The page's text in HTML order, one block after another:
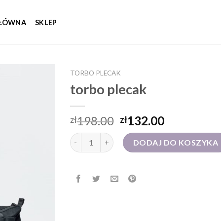
SKLEP
TORBO PLECAK
torbo plecak
zł198.00 zł132.00
ilość torbo plecak DODAJ DO KOSZYKA